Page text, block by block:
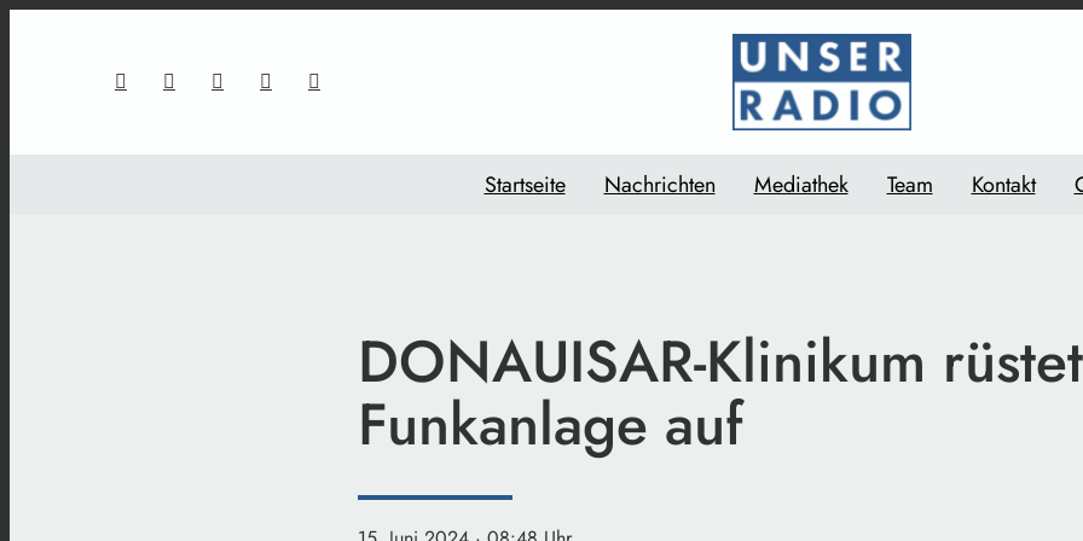
Startseite Nachrichten Mediathek Team Kontakt
DONAUISAR-Klinikum rüstet
Funkanlage auf